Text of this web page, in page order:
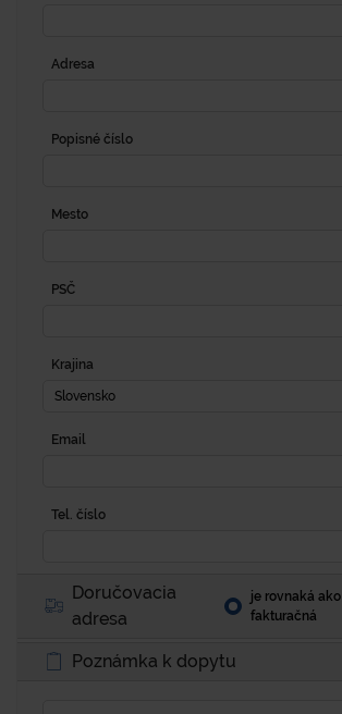
Adresa
Popisné číslo
Mesto
PSČ
Krajina
Slovensko
Email
Tel. číslo
Doručovacia
adresa
je rovnaká ako
fakturačná
Poznámka k dopytu